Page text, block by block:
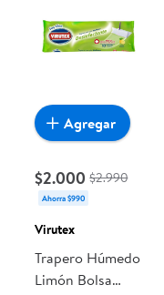
$2.000 $2.990
Ahorra $990
Virutex
Trapero Húmedo
Limón Bolsa
Agregar